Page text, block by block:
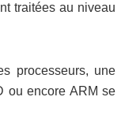
traitées au niveau
processeurs, une
ou encore ARM se